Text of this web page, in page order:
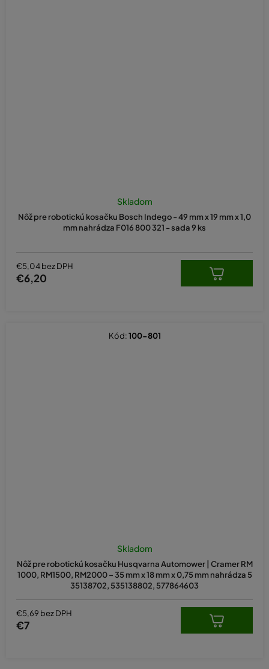
Nôž pre robotickú kosačku Bosch Indego - 49 mm x 19 mm x 1,0
mm nahrádza F016 800 321 - sada 9 ks
Skladom
€5,04 bez DPH
€6,20
Nôž pre robotickú kosačku Husqvarna Automower | Cramer RM
1000, RM1500, RM2000 – 35 mm x 18 mm x 0,75 mm nahrádza 5
35138702, 535138802, 577864603
Skladom
€5,69 bez DPH
€7
Kód:100-801